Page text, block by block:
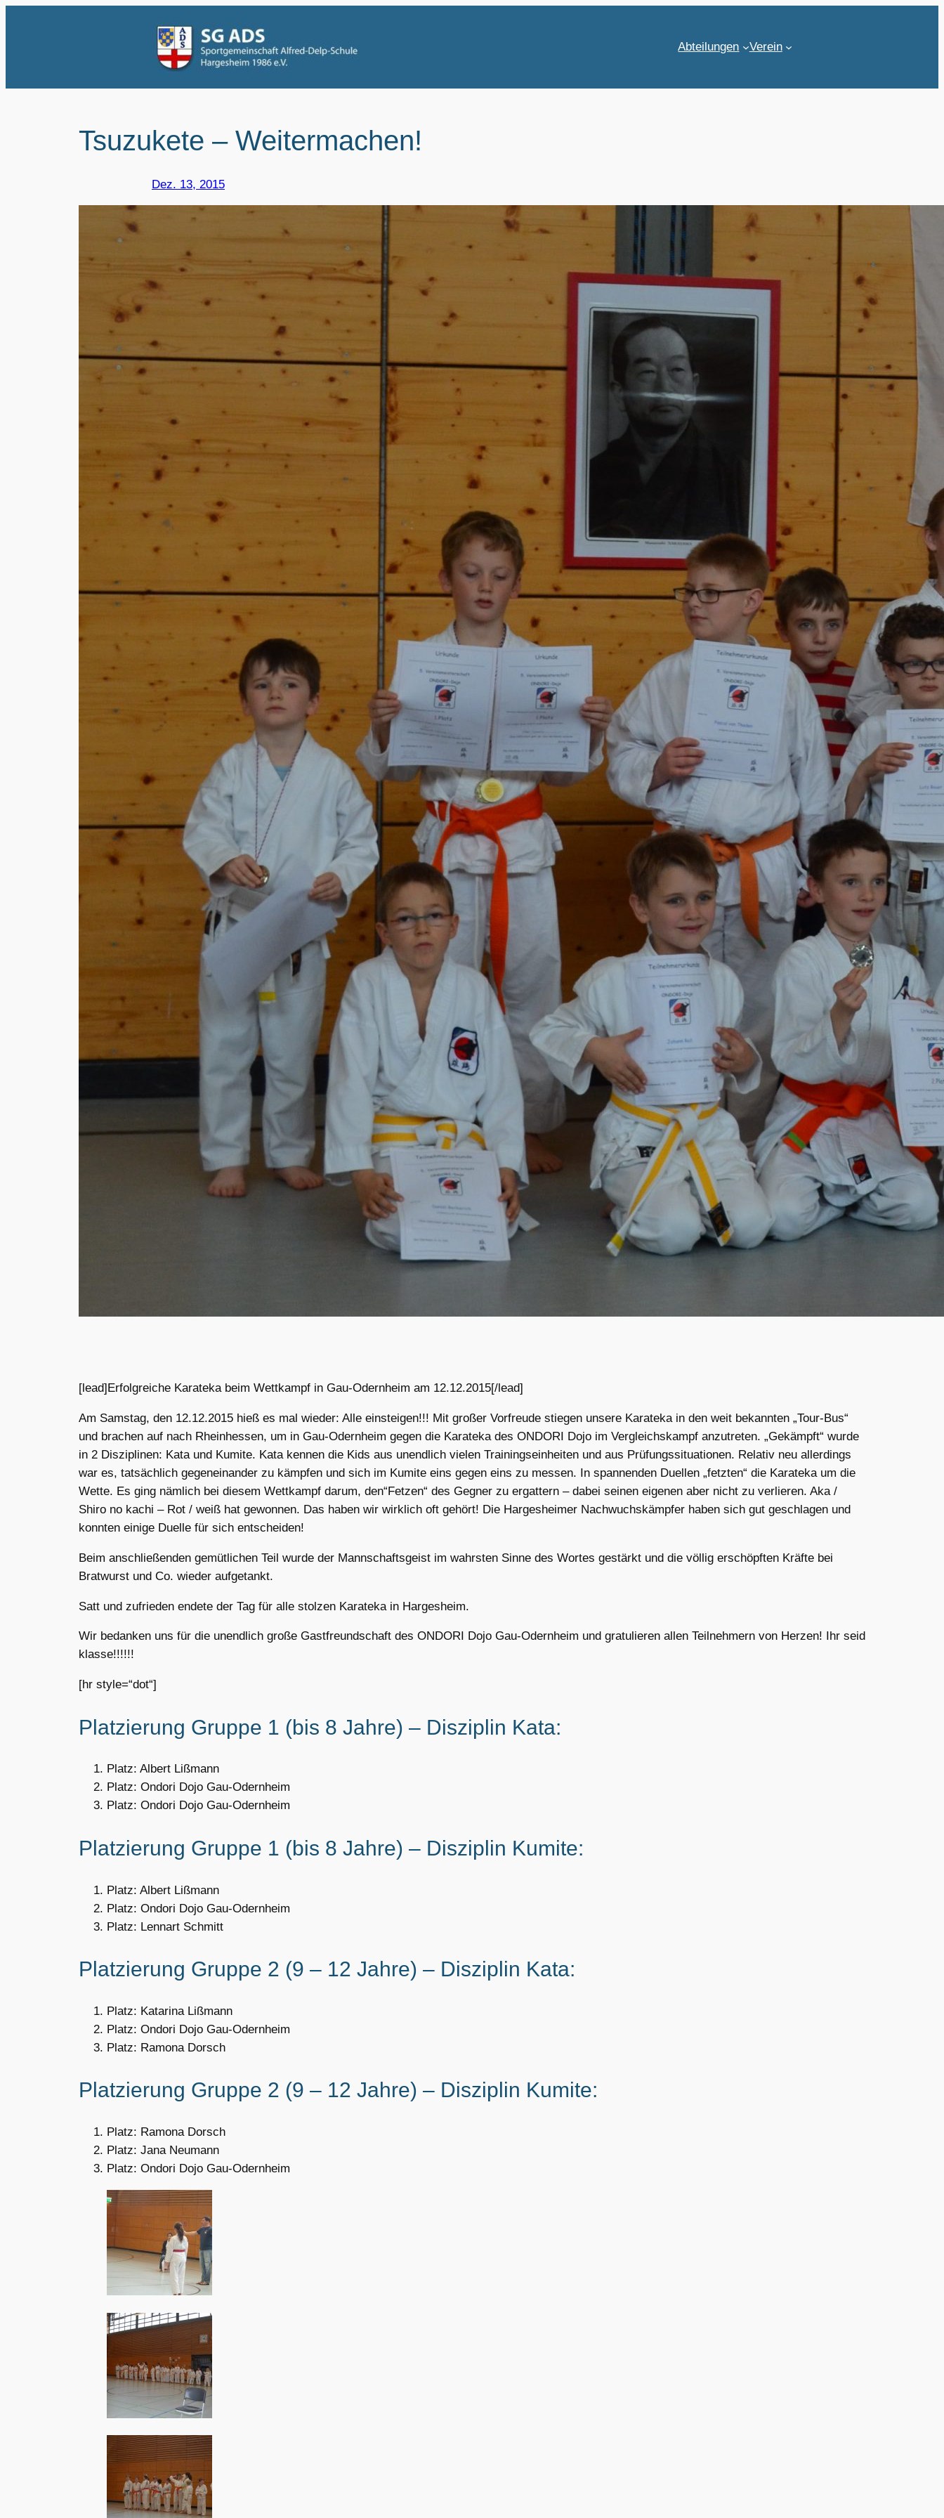
Abteilungen Verein
Tsuzukete – Weitermachen!
Dez. 13, 2015
[lead]Erfolgreiche Karateka beim Wettkampf in Gau-Odernheim am 12.12.2015[/lead]
Am Samstag, den 12.12.2015 hieß es mal wieder: Alle einsteigen!!! Mit großer Vorfreude stiegen unsere Karateka in den weit bekannten „Tour-Bus“
und brachen auf nach Rheinhessen, um in Gau-Odernheim gegen die Karateka des ONDORI Dojo im Vergleichskampf anzutreten. „Gekämpft“ wurde
in 2 Disziplinen: Kata und Kumite. Kata kennen die Kids aus unendlich vielen Trainingseinheiten und aus Prüfungssituationen. Relativ neu allerdings
war es, tatsächlich gegeneinander zu kämpfen und sich im Kumite eins gegen eins zu messen. In spannenden Duellen „fetzten“ die Karateka um die
Wette. Es ging nämlich bei diesem Wettkampf darum, den“Fetzen“ des Gegner zu ergattern – dabei seinen eigenen aber nicht zu verlieren. Aka /
Shiro no kachi – Rot / weiß hat gewonnen. Das haben wir wirklich oft gehört! Die Hargesheimer Nachwuchskämpfer haben sich gut geschlagen und
konnten einige Duelle für sich entscheiden!
Beim anschließenden gemütlichen Teil wurde der Mannschaftsgeist im wahrsten Sinne des Wortes gestärkt und die völlig erschöpften Kräfte bei
Bratwurst und Co. wieder aufgetankt.
Satt und zufrieden endete der Tag für alle stolzen Karateka in Hargesheim.
Wir bedanken uns für die unendlich große Gastfreundschaft des ONDORI Dojo Gau-Odernheim und gratulieren allen Teilnehmern von Herzen! Ihr seid
klasse!!!!!!
[hr style=“dot“]
Platzierung Gruppe 1 (bis 8 Jahre) – Disziplin Kata:
Platz: Albert Lißmann
Platz: Ondori Dojo Gau-Odernheim
Platz: Ondori Dojo Gau-Odernheim
Platzierung Gruppe 1 (bis 8 Jahre) – Disziplin Kumite:
Platz: Albert Lißmann
Platz: Ondori Dojo Gau-Odernheim
Platz: Lennart Schmitt
Platzierung Gruppe 2 (9 – 12 Jahre) – Disziplin Kata:
Platz: Katarina Lißmann
Platz: Ondori Dojo Gau-Odernheim
Platz: Ramona Dorsch
Platzierung Gruppe 2 (9 – 12 Jahre) – Disziplin Kumite:
Platz: Ramona Dorsch
Platz: Jana Neumann
Platz: Ondori Dojo Gau-Odernheim